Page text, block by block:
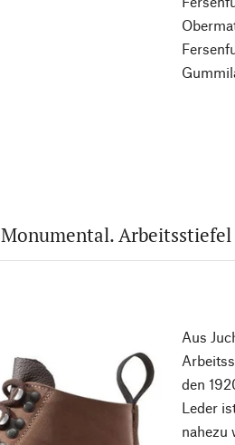
Monumental.
Aus
den
Leder
nahezu